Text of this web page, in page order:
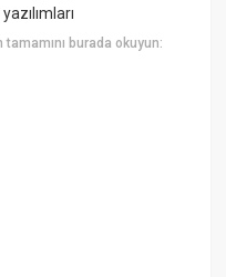
tamamını burada okuyun: